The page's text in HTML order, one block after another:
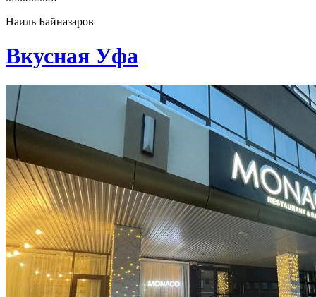
Наиль Байназаров
Вкусная Уфа